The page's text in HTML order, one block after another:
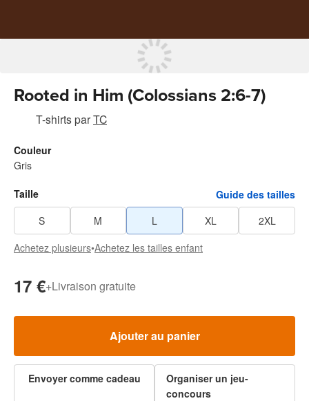
Rooted in Him (Colossians 2:6-7)
T-shirtsparTC
Couleur
Gris
Taille
Guide des tailles
S
M L XL
2XL
Achetez plusieurs•Achetez les tailles enfant
17 €+Livraison gratuite
Ajouter au panier
Envoyer comme cadeau
Organiser un jeu-
concours